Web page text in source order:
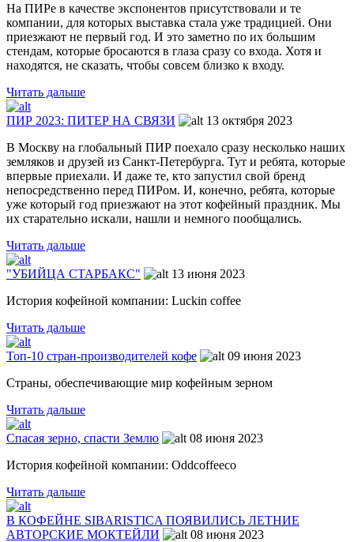
На ПИРе в качестве экспонентов присутствовали и те
компании, для которых выставка стала уже традицией. Они
приезжают не первый год. И это заметно по их большим
стендам, которые бросаются в глаза сразу со входа. Хотя и
находятся, не сказать, чтобы совсем близко к входу.
Читать дальше
ПИР 2023: ПИТЕР НА СВЯЗИ
13 октября 2023
В Москву на глобальный ПИР поехало сразу несколько наших
земляков и друзей из Санкт-Петербурга. Тут и ребята, которые
впервые приехали. И даже те, кто запустил свой бренд
непосредственно перед ПИРом. И, конечно, ребята, которые
уже который год приезжают на этот кофейный праздник. Мы
их старательно искали, нашли и немного пообщались.
Читать дальше
"УБИЙЦА СТАРБАКС"
13 июня 2023
История кофейной компании: Luckin coffee
Читать дальше
Топ-10 стран-производителей кофе
09 июня 2023
Страны, обеспечивающие мир кофейным зерном
Читать дальше
Спасая зерно, спасти Землю
08 июня 2023
История кофейной компании: Oddcoffeeco
Читать дальше
В КОФЕЙНЕ SIBARISTICA ПОЯВИЛИСЬ ЛЕТНИЕ
АВТОРСКИЕ МОКТЕЙЛИ
08 июня 2023